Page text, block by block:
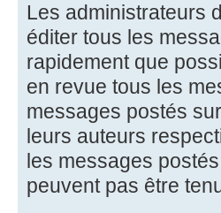
Les administrateurs
éditer tous les
rapidement que
en revue tous les
messages postés
leurs auteurs
les messages
peuvent pas être